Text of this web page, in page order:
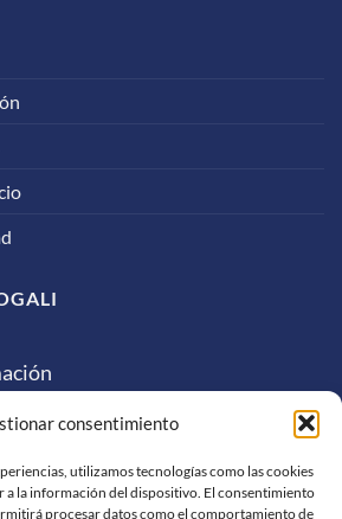
consentimiento
utilizamos tecnologías como las cookies
a la información del dispositivo. El consentimiento
procesar datos como el comportamiento de